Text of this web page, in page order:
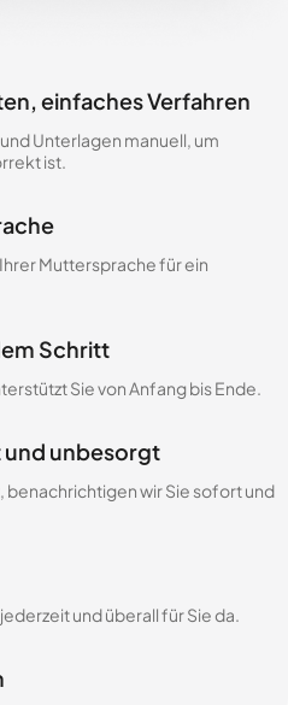
einfaches Verfahren
Unterlagen manuell, um
ist.
Muttersprache für ein
Schritt
Sie von Anfang bis Ende.
und unbesorgt
benachrichtigen wir Sie sofort und
und überall für Sie da.